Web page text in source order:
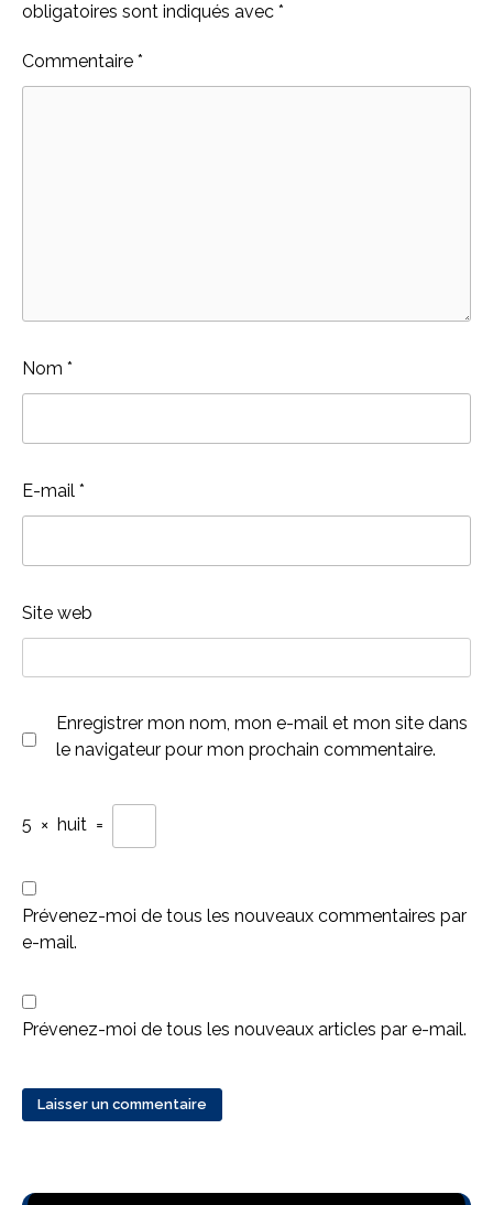
obligatoires sont indiqués avec *
Commentaire *
Nom *
E-mail *
Site web
Enregistrer mon nom, mon e-mail et mon site dans
le navigateur pour mon prochain commentaire.
5 × huit =
Prévenez-moi de tous les nouveaux commentaires par
e-mail.
Prévenez-moi de tous les nouveaux articles par e-mail.